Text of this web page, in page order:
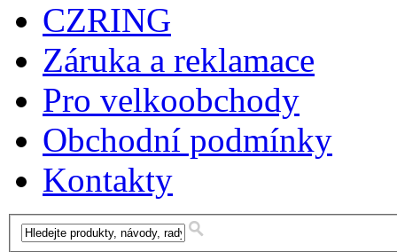
CZRING
Záruka a reklamace
Pro velkoobchody
Obchodní podmínky
Kontakty